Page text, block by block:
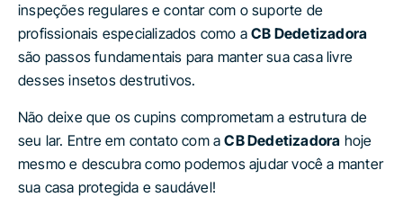
inspeções regulares e contar com o suporte de
profissionais especializados como aCB Dedetizadora
são passos fundamentais para manter sua casa livre
desses insetos destrutivos.
Não deixe que os cupins comprometam a estrutura de
seu lar. Entre em contato com aCB Dedetizadora hoje
mesmo e descubra como podemos ajudar você a manter
sua casa protegida e saudável!